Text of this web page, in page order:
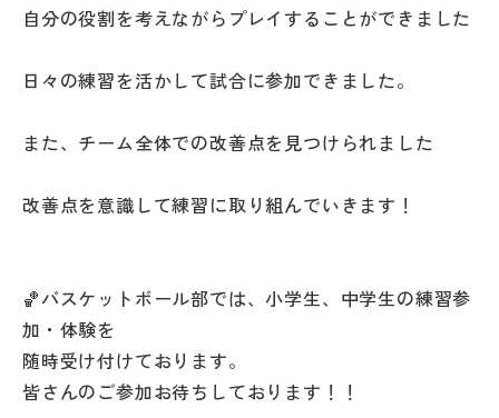
お問い合わせ
運営会社
自分の役割を考えながらプレイすることができました
日々の練習を活かして試合に参加できました。
また、チーム全体での改善点を見つけられました
改善点を意識して練習に取り組んでいきます！
🏀バスケットボール部では、小学生、中学生の練習参
加・体験を
随時受け付けております。
皆さんのご参加お待ちしております！！